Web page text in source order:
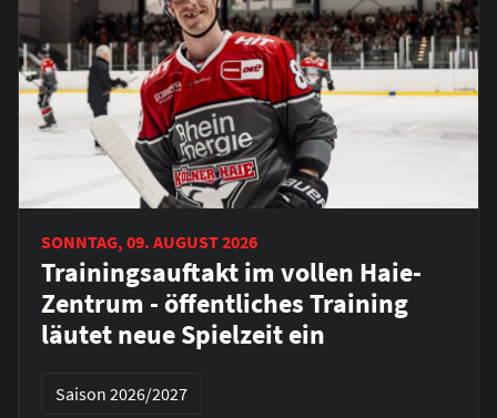
SONNTAG, 09. AUGUST 2026
Trainingsauftakt im vollen Haie-
Zentrum - öffentliches Training
läutet neue Spielzeit ein
Saison 2026/2027